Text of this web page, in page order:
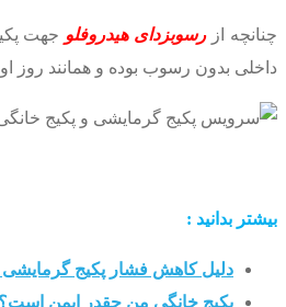
چنانچه ازرسوبزدای هیدروفلو جهت
داخلی بدون رسوب بوده و همانند روز
بیشتر بدانید :
دلیل کاهش فشار پکیج
پکیج خانگی من چقدر ایمن است؟